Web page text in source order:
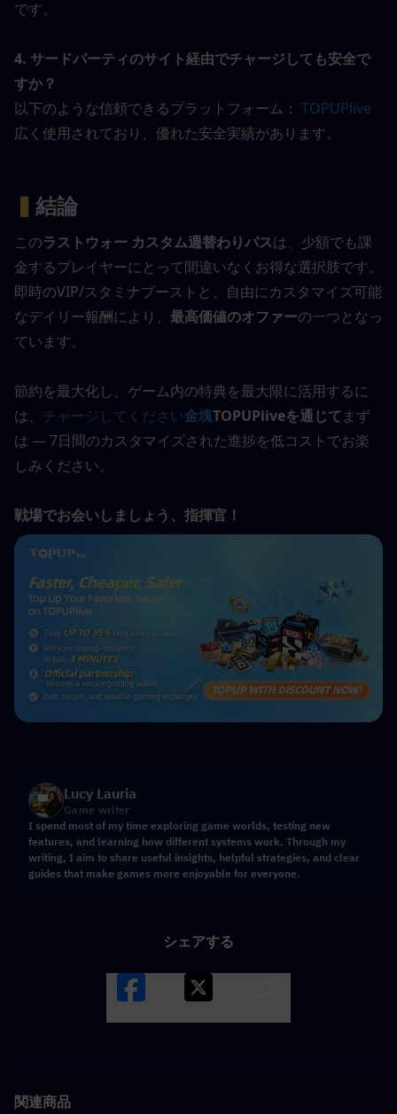
です。
4. サードパーティのサイト経由でチャージしても安全で
すか？
以下のような信頼できるプラットフォーム：
広く使用されており、優れた安全実績があります。
▍ 結論
このラストウォー カスタム週替わりパスは、少額でも課
金するプレイヤーにとって間違いなくお得な選択肢です。
即時のVIP/スタミナブーストと、自由にカスタマイズ可能
なデイリー報酬により、 最高価値のオファーの一つとなっ
ています。
節約を最大化し、ゲーム内の特典を最大限に活用するに
は、 チャージしてください金塊TOPUPliveを通じてまず
は — 7日間のカスタマイズされた進捗を低コストでお楽
しみください。
戦場でお会いしましょう、指揮官！
Lucy Lauria
Game writer
I spend most of my time exploring game worlds, testing new
features, and learning how different systems work. Through my
writing, I aim to share useful insights, helpful strategies, and clear
guides that make games more enjoyable for everyone.
シェアする
関連商品